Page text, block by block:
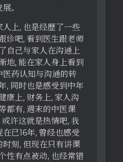
。
上, 也是经歷了一些
诊吧, 看到医生跟老师
自己与家人在沟通上
地, 能在家人身上看到
医药认知与沟通的转
, 同时也是感受到中年
康上, 财务上, 家人沟
都有, 週末的中医课
许这就是热情吧, 我
已16年, 曾经也感受
刻, 但现在只有讲课
性有点被动, 也经常错